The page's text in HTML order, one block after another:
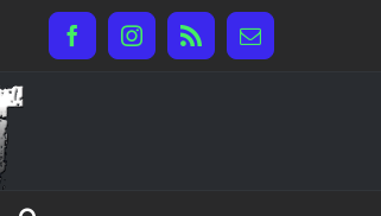
FacebookInstagram
Rss Email